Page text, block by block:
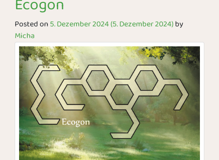
Posted on 5. Dezember 2024(5. Dezember 2024)by
Micha